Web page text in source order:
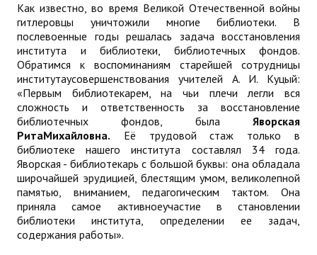
Организация УВП
ГИА
Карта ГИА РК
Советуем прочитать
Готовимся к новому учебному году 2026-2027
ДПО
Профессиональная переподготовка
Повышение квалификации
Как известно, во время Великой Отечественной войны
гитлеровцы уничтожили многие библиотеки. В
послевоенные годы решалась задача восстановления
института и библиотеки, библиотечных фондов.
Обратимся к воспоминаниям старейшей сотрудницы
институтаусовершенствования учителей А. И. Куцый:
«Первым библиотекарем, на чьи плечи легли вся
сложность и ответственность за восстановление
библиотечных фондов, была Яворская
РитаМихайловна. Её трудовой стаж только в
библиотеке нашего института составлял 34 года.
Яворская - библиотекарь с большой буквы: она обладала
широчайшей эрудицией, блестящим умом, великолепной
памятью, вниманием, педагогическим тактом. Она
приняла самое активноеучастие в становлении
библиотеки института, определении ее задач,
содержания работы».